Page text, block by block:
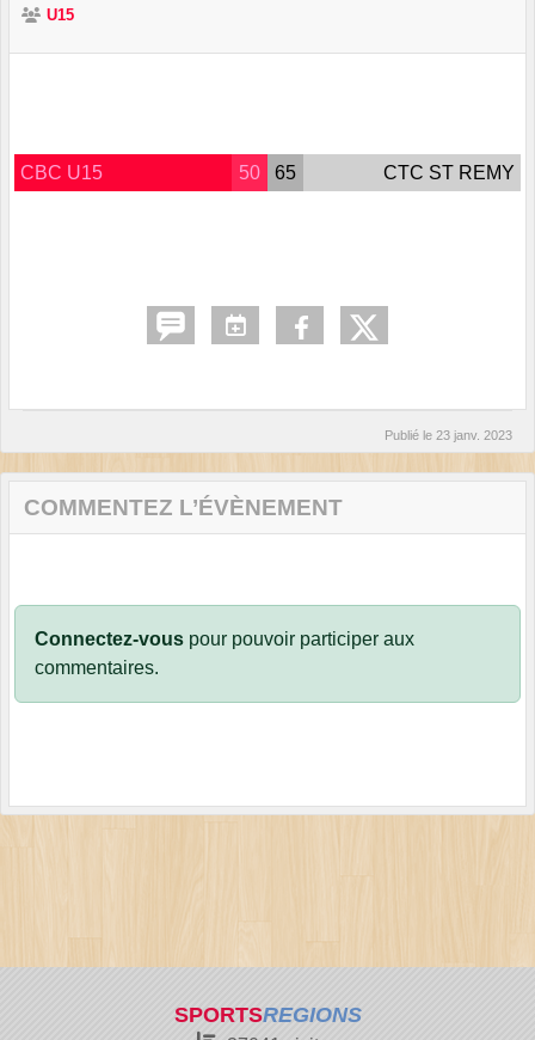
U15
CBC U15 50 65 CTC ST REMY
Publié le 23 janv. 2023
COMMENTEZ L’ÉVÈNEMENT
Connectez-vous pour pouvoir participer aux
commentaires.
SPORTSREGIONS